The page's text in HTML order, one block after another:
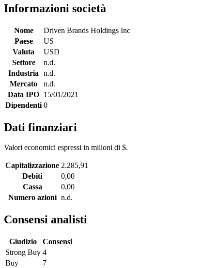
Informazioni società
Nome
Driven Brands Holdings Inc
Paese
US
Valuta
USD
Settore
n.d.
Industria
n.d.
Mercato
n.d.
Data IPO 15/01/2021
Dipendenti 0
Dati finanziari
Valori economici espressi in milioni di $.
Capitalizzazione 2.285,91
Debiti
0,00
Cassa
0,00
Numero azioni n.d.
Consensi analisti
Giudizio
Consensi
Strong Buy 4
Buy
7